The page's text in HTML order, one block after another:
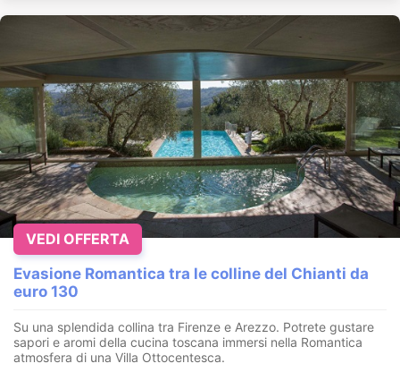
Evasione Romantica tra le colline del Chianti da
euro 130
Su una splendida collina tra Firenze e Arezzo. Potrete gustare
sapori e aromi della cucina toscana immersi nella Romantica
atmosfera di una Villa Ottocentesca.
VEDI OFFERTA